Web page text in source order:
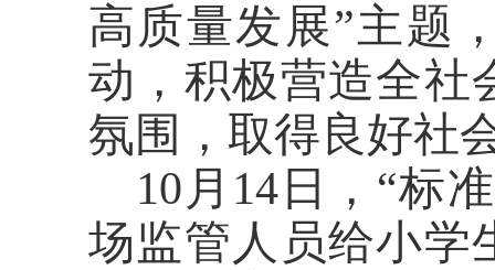
高质量发展”主题
动，积极营造全社
氛围，取得良好社
10 月 14 日，“标
场监管人员给小学